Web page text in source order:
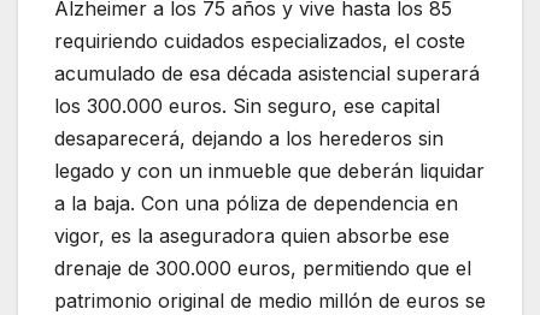
Alzheimer a los 75 años y vive hasta los 85
requiriendo cuidados especializados, el coste
acumulado de esa década asistencial superará
los 300.000 euros. Sin seguro, ese capital
desaparecerá, dejando a los herederos sin
legado y con un inmueble que deberán liquidar
a la baja. Con una póliza de dependencia en
vigor, es la aseguradora quien absorbe ese
drenaje de 300.000 euros, permitiendo que el
patrimonio original de medio millón de euros se